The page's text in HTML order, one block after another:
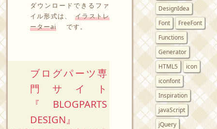
ダウンロードできるファ
イル形式は、
イラストレ
ーターai
です。
ブログパーツ専
門サイト
『BLOGPARTS
DESIGN』
DesignIdea
Font
FreeFont
Functions
Generator
HTML5
icon
iconfont
Inspiration
javaScript
jQuery